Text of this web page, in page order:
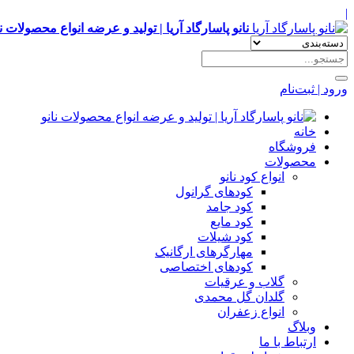
|
نانو پاسارگاد آریا | تولید و عرضه انواع محصولات
ورود | ثبت‌نام
خانه
فروشگاه
محصولات
انواع کود نانو
کودهای گرانول
کود جامد
کود مایع
کود شیلات
مهارگرهای ارگانیک
کود‌های اختصاصی
گلاب و عرقیات
گلدان گل محمدی
انواع زعفران
وبلاگ
ارتباط با ما